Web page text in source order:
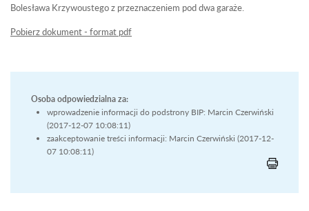
Bolesława Krzywoustego z przeznaczeniem pod dwa garaże.
Pobierz dokument - format pdf
Osoba odpowiedzialna za:
wprowadzenie informacji do podstrony BIP: Marcin Czerwiński
(2017-12-07 10:08:11)
zaakceptowanie treści informacji: Marcin Czerwiński (2017-12-
07 10:08:11)